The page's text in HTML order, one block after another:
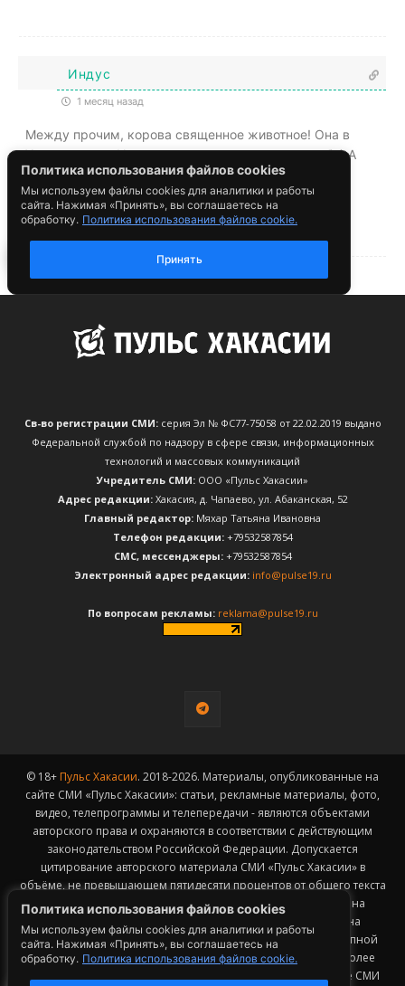
Политика использования файлов cookies
Мы используем файлы cookies для аналитики и работы
сайта. Нажимая «Принять», вы соглашаетесь на
обработку. Политика использования файлов cookie.
Св-во регистрации СМИ:серия Эл № ФС77-75058 от 22.02.2019 выдано
Федеральной службой по надзору в сфере связи, информационных
технологий и массовых коммуникаций
Учредитель СМИ: ООО «Пульс Хакасии»
Адрес редакции:Хакасия, д. Чапаево, ул. Абаканская, 52
Главный редактор: Мяхар Татьяна Ивановна
Телефон редакции:+79532587854
CМС, мессенджеры:+79532587854
Электронный адрес редакции: info@pulse19.ru
По вопросам рекламы: reklama@pulse19.ru
© 18+ Пульс Хакасии. 2018-2026. Материалы, опубликованные на
сайте СМИ «Пульс Хакасии»: статьи, рекламные материалы, фото,
видео, телепрограммы и телепередачи - являются объектами
авторского права и охраняются в соответствии с действующим
законодательством Российской Федерации. Допускается
цитирование авторского материала СМИ «Пульс Хакасии» в
объёме, не превышающем пятидесяти процентов от общего текста
публикации с обязательным размещением гиперссылки на
страницу заимствования материала. Гиперссылка должна
размещаться в тексте цитируемого материала и быть доступной
для индексации поисковыми системами. Заимствование более
50% общего объема материала, опубликованного на сайте СМИ